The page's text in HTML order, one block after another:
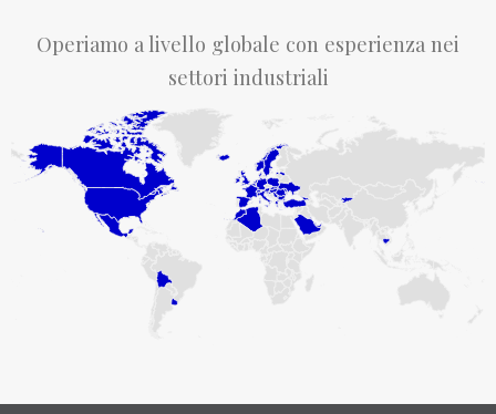
Operiamo a livello globale con esperienza nei
settori industriali